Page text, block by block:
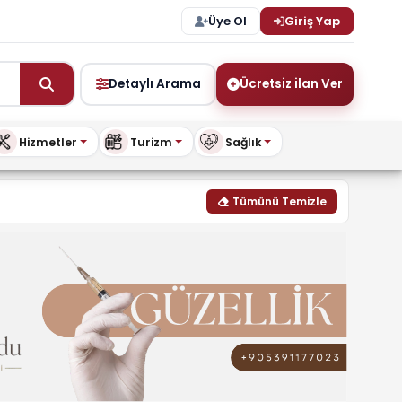
Üye Ol Giriş Yap
Detaylı Arama Ücretsiz ilan Ver
Hizmetler Turizm Sağlık
fiyatları & modelleri |
Tümünü Temizle